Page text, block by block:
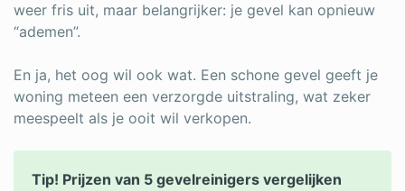
weer fris uit, maar belangrijker: je gevel kan opnieuw
“ademen”.
En ja, het oog wil ook wat. Een schone gevel geeft je
woning meteen een verzorgde uitstraling, wat zeker
meespeelt als je ooit wil verkopen.
Tip! Prijzen van 5 gevelreinigers vergelijken